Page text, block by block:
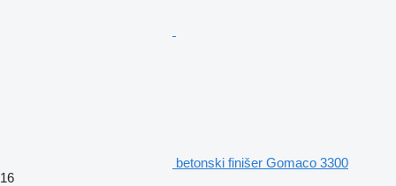
betonski finišer Gomaco 3300
16